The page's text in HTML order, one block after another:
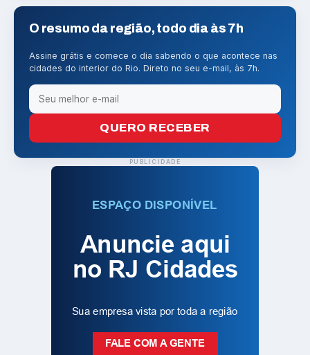
O resumo da região, todo dia às 7h
Assine grátis e comece o dia sabendo o que acontece nas
cidades do interior do Rio. Direto no seu e-mail, às 7h.
QUERO RECEBER
PUBLICIDADE